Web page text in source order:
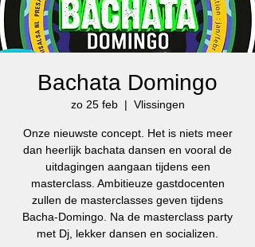
Bachata Domingo
zo 25 feb
  |
Vlissingen
Onze nieuwste concept. Het is niets meer
dan heerlijk bachata dansen en vooral de
uitdagingen aangaan tijdens een
masterclass. Ambitieuze gastdocenten
zullen de masterclasses geven tijdens
Bacha-Domingo. Na de masterclass party
met Dj, lekker dansen en socializen.